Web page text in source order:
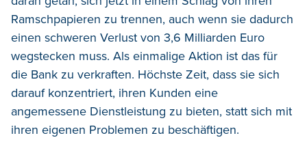
Ramschpapieren zu trennen, auch wenn sie dadurch
einen schweren Verlust von 3,6 Milliarden Euro
wegstecken muss. Als einmalige Aktion ist das für
die Bank zu verkraften. Höchste Zeit, dass sie sich
darauf konzentriert, ihren Kunden eine
angemessene Dienstleistung zu bieten, statt sich mit
ihren eigenen Problemen zu beschäftigen.